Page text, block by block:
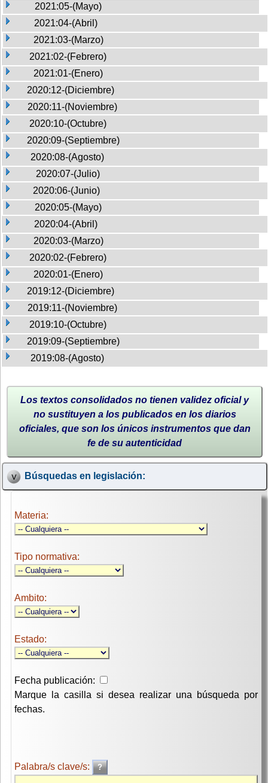
2021:05-(Mayo)
2021:04-(Abril)
2021:03-(Marzo)
2021:02-(Febrero)
2021:01-(Enero)
2020:12-(Diciembre)
2020:11-(Noviembre)
2020:10-(Octubre)
2020:09-(Septiembre)
2020:08-(Agosto)
2020:07-(Julio)
2020:06-(Junio)
2020:05-(Mayo)
2020:04-(Abril)
2020:03-(Marzo)
2020:02-(Febrero)
2020:01-(Enero)
2019:12-(Diciembre)
2019:11-(Noviembre)
2019:10-(Octubre)
2019:09-(Septiembre)
2019:08-(Agosto)
Los textos consolidados no tienen validez oficial y
no sustituyen a los publicados en los diarios
oficiales, que son los únicos instrumentos que dan
fe de su autenticidad
Búsquedas en legislación:
Materia:
Tipo normativa:
Ambito:
Estado:
Fecha publicación:
Marque la casilla si desea realizar una búsqueda por
fechas.
Palabra/s clave/s: